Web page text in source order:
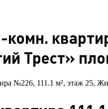
комн.
Трест»
№226, 111.1 м², этаж 25,